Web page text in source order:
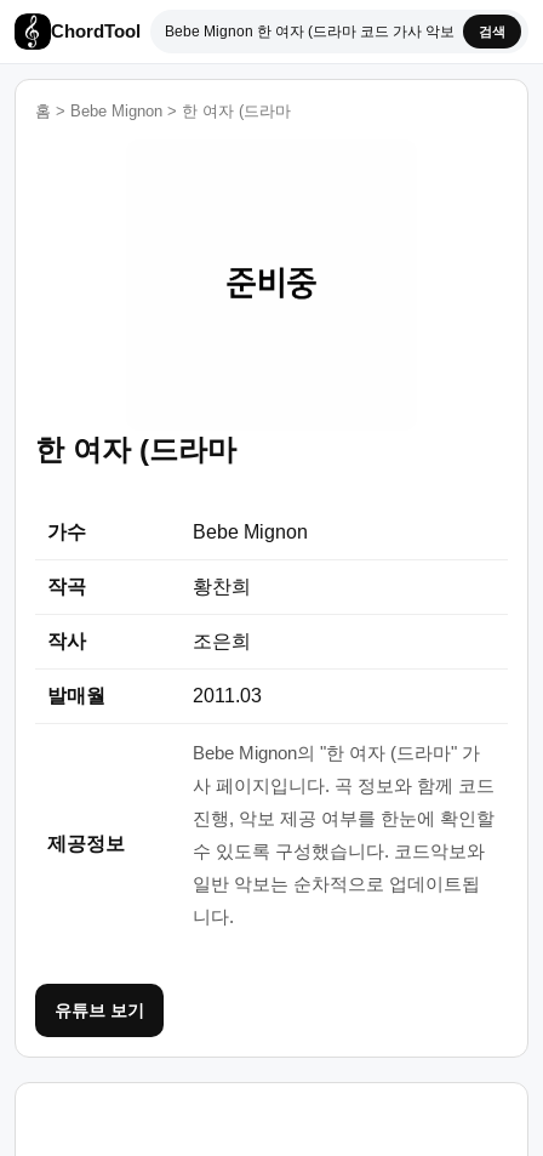
ChordTool 검색
홈 > Bebe Mignon > 한 여자 (드라마
한 여자 (드라마
가수 Bebe Mignon
작곡 황찬희
작사 조은희
발매월 2011.03
제공정보
Bebe Mignon의 "한 여자 (드라마" 가
사 페이지입니다. 곡 정보와 함께 코드
진행, 악보 제공 여부를 한눈에 확인할
수 있도록 구성했습니다. 코드악보와
일반 악보는 순차적으로 업데이트됩
니다.
유튜브 보기